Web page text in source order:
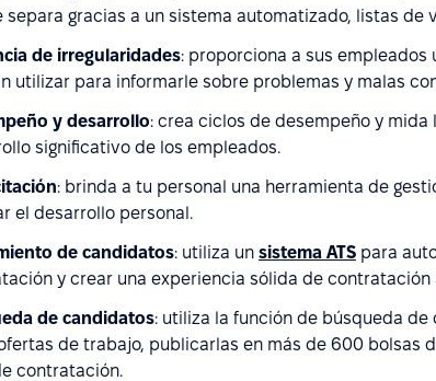
separa gracias a un sistema automatizado, listas
de irregularidades: proporciona a sus
utilizar para informarle sobre problemas y malas
y desarrollo: crea ciclos de desempeño y
significativo de los empleados.
: brinda a tu personal una herramienta de
el desarrollo personal.
de candidatos: utiliza un sistema ATS para
y crear una experiencia sólida de contratación
de candidatos: utiliza la función de búsqueda
de trabajo, publicarlas en más de 600 bolsas
contratación.